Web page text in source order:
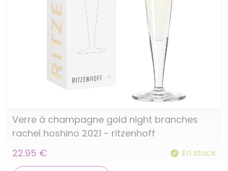
Verre à champagne gold night branches
rachel hoshino 2021 - ritzenhoff
22.95 €
En stock